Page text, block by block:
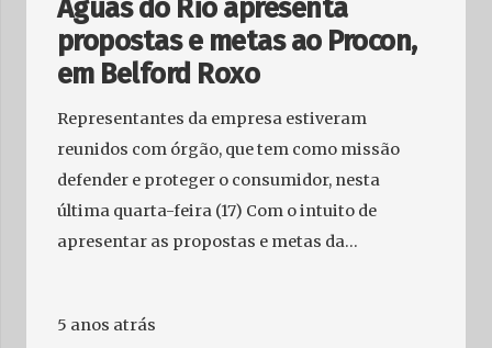
Águas do Rio apresenta
propostas e metas ao Procon,
em Belford Roxo
Representantes da empresa estiveram
reunidos com órgão, que tem como missão
defender e proteger o consumidor, nesta
última quarta-feira (17) Com o intuito de
apresentar as propostas e metas da…
5 anos atrás